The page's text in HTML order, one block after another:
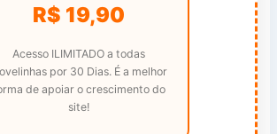
R$ 19,90
Acesso ILIMITADO a todas
por 30 Dias. É a melhor
de apoiar o crescimento do
site!